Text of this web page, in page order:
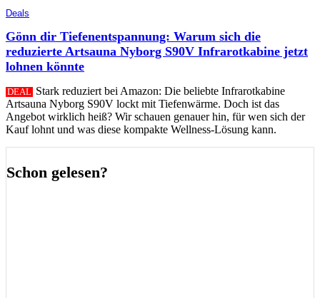
Deals
Gönn dir Tiefenentspannung: Warum sich die
reduzierte Artsauna Nyborg S90V Infrarotkabine jetzt
lohnen könnte
DEAL Stark reduziert bei Amazon: Die beliebte Infrarotkabine
Artsauna Nyborg S90V lockt mit Tiefenwärme. Doch ist das
Angebot wirklich heiß? Wir schauen genauer hin, für wen sich der
Kauf lohnt und was diese kompakte Wellness-Lösung kann.
Schon gelesen?